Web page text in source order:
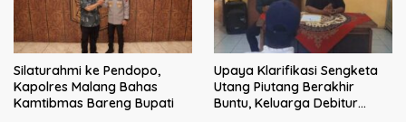
Silaturahmi ke Pendopo,
Kapolres Malang Bahas
Kamtibmas Bareng Bupati
Upaya Klarifikasi Sengketa
Utang Piutang Berakhir
Buntu, Keluarga Debitur